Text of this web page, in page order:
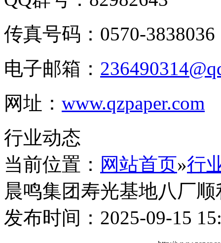
传真号码：0570-3838036
电子邮箱：
网址： www.qzpaper.com
行业动态
当前位置： 网站首页»行
晨鸣集团寿光基地八厂
发布时间：2025-09-15